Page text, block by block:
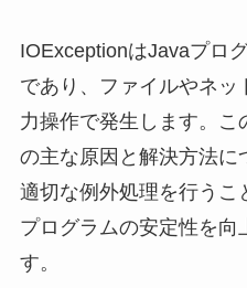
IOExceptionはJavaプロ
であり、ファイルやネッ
力操作で発生します。こ
の主な原因と解決方法に
適切な例外処理を行うこ
プログラムの安定性を向
す。